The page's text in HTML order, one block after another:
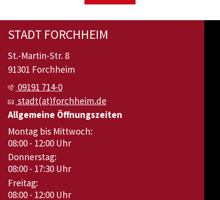
STADT FORCHHEIM
St.-Martin-Str. 8
91301 Forchheim
09191 714-0
stadt(at)forchheim.de
Allgemeine Öffnungszeiten
Montag bis Mittwoch:
08:00 - 12:00 Uhr
Donnerstag:
08:00 - 17:30 Uhr
Freitag:
08:00 - 12:00 Uhr